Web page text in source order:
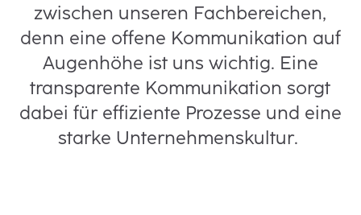
zwischen unseren Fachbereichen,
denn eine offene Kommunikation auf
Augenhöhe ist uns wichtig. Eine
transparente Kommunikation sorgt
dabei für effiziente Prozesse und eine
starke Unternehmenskultur.